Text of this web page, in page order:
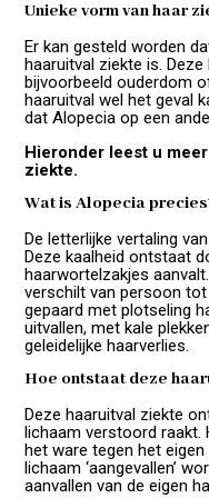
Unieke vorm van haar
Er kan gesteld worden
haaruitval ziekte is.
bijvoorbeeld ouderdom
haaruitval wel het geval
dat Alopecia op een
Hieronder leest u
ziekte.
Wat is Alopecia
De letterlijke vertaling
Deze kaalheid ontstaat
haarwortelzakjes
verschilt van persoon
gepaard met plotseling
uitvallen, met kale
geleidelijke haarverlies.
Hoe ontstaat deze
Deze haaruitval ziekte
lichaam verstoord
het ware tegen het
lichaam ‘aangevallen’
aanvallen van de eigen